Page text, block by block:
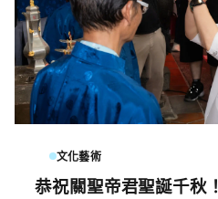
文化藝術
恭祝關聖帝君聖誕千秋！